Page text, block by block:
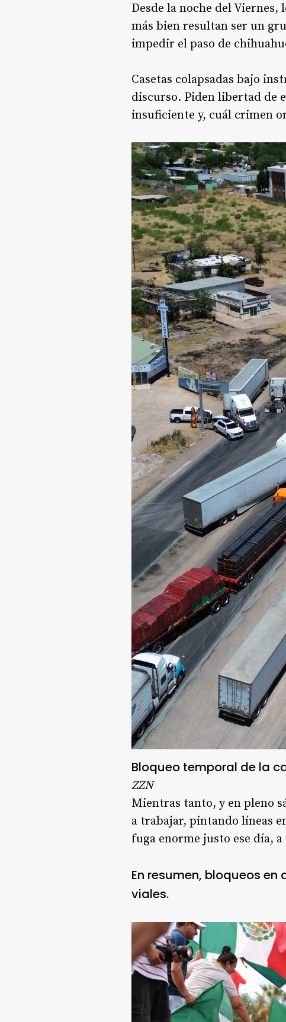
Desde la noche del
más bien resultan ser un
impedir el paso de
Casetas colapsadas bajo
discurso. Piden libertad de
insuficiente y, cuál crimen
Bloqueo temporal de la
ZZN
Mientras tanto, y en pleno
a trabajar, pintando líneas
fuga enorme justo ese día,
En resumen, bloqueos
viales.